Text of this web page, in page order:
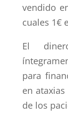
vendido
cuales 1€
El
para
en
de los